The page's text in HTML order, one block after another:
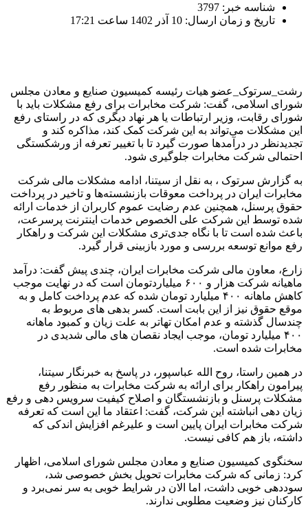
شناسه خبر: 3797
تاریخ و زمان ارسال: 10 آذر 1402 ساعت 17:21
رشت_سرتوک_عضو هیات رئیسه کمیسیون صنایع و معادن مجلس
شورای اسلامی، گفت: شرکت مخابرات برای رفع مشکلات باید با
شورای رقابت، وزیر ارتباطات یا هر نهاد دیگری که در راستای رفع
این مشکلات می‌تواند به این شرکت کمک کند، مذاکره کند و
تجدیدنظر در درآمدها صورت گیرد تا با تغییر تعرفه از ورشکستگی
احتمالی شرکت مخابرات جلوگیری شود.
به گزارش سرتوک ، به نقل از سیتنا، ادامه مشکلات مالی شرکت
مخابرات ایران در پرداخت معوقات بازنشسته‌ها و تاخیر در پرداخت
حقوق پرسنل، همچنین عدم رضایت عموم کاربران از خدمات ارائه
شده توسط این شرکت علی الخصوص خدمات اینترنت پرسرعت،
باعث شده است تا با نگاه جدی‌تری مشکلات این شرکت و راهکار
رفع موانع توسعه بررسی و مورد بازبینی قرار گیرد.
زارع، معاون مالی شرکت مخابرات ایران، چندی پیش گفت: درآمد
ماهیانه شرکت هزار و ۶۰۰ میلیاردتومان است که در نهایت موجب
کاهش ماهانه ۴۰۰ میلیارد تومان شده که عدم پرداخت کامل و به
موقع حقوق نیز از این بابت است. کسر بدهی های مربوط به
چندسال گذشته و عدم امکان تهاتر به علت زیان و کمبود ماهانه
۴۰۰ میلیارد تومان، موجب ایجاد نقصان های مالی شدیدی در
مخابرات شده است.
در همین راستا، روح الله عباسپور، در پاسخ به خبرنگار سیتنا،
پیرامون راهکار برای ارائه به شرکت مخابرات به منظور رفع
مشکلات پرسنل و بازنشستگان و اصلاح کیفیت سرویس دهی و رفع
زیان دهی انباشته این شرکت، گفت: اعتقاد ما این است که تعرفه
شرکت مخابرات ایران پایین است و علیرغم افزایش اندکی که
داشته، باز هم کافی نیست.
سخنگوی کمیسیون صنایع و معادن مجلس شورای اسلامی، اظهار
کرد: زمانی که شرکت مخابرات تحویل بخش خصوصی شد،
سوددهی خوبی داشت، اما الان در شرایط خوبی به سر نمی‌برد و
کارکنان نیز وضعیت مطلوبی ندارند.